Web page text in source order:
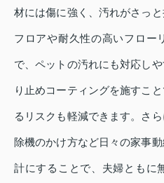
材には傷に強く、汚れがさっ
フロアや耐久性の高いフロー
で、ペットの汚れにも対応し
り止めコーティングを施すこ
るリスクも軽減できます。さ
除機のかけ方など日々の家事
計にすることで、夫婦ともに